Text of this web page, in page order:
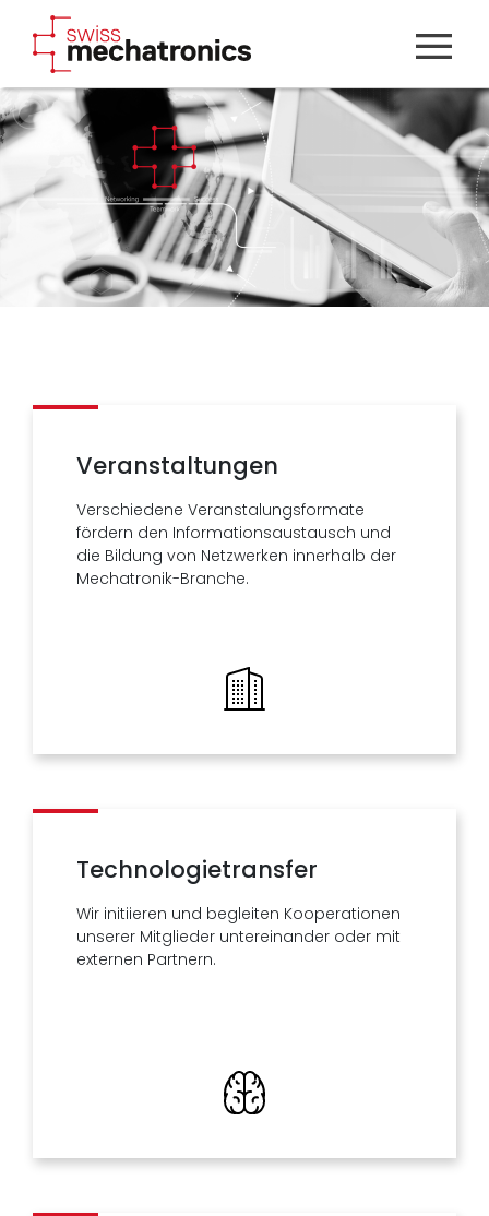
Veranstaltungen
Verschiedene Veranstalungsformate
fördern den Informationsaustausch und
die Bildung von Netzwerken innerhalb der
Mechatronik-Branche.
Technologietransfer
Wir initiieren und begleiten Kooperationen
unserer Mitglieder untereinander oder mit
externen Partnern.